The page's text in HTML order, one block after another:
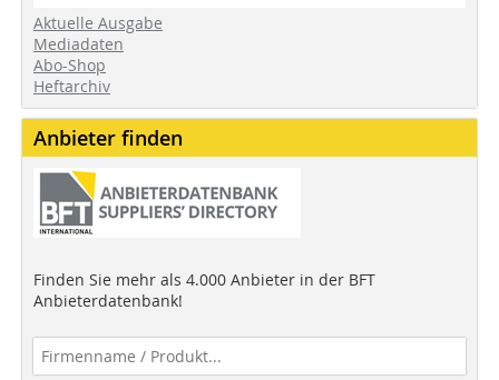
Aktuelle Ausgabe
Mediadaten
Abo-Shop
Heftarchiv
Anbieter finden
Finden Sie mehr als 4.000 Anbieter in der BFT
Anbieterdatenbank!